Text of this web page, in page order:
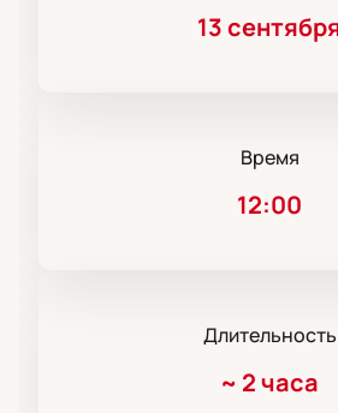
13
Время
12:00
Длительность
~ 2 часа